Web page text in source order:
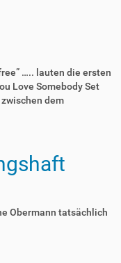
….. lauten die ersten
Love Somebody Set
dem
Obermann tatsächlich